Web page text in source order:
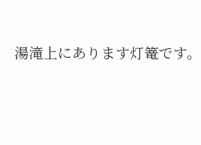
湯滝上にあります灯篭です。